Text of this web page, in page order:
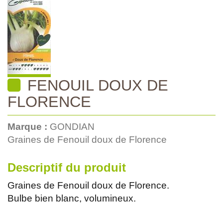
FENOUIL DOUX DE
FLORENCE
Marque : GONDIAN
Graines de Fenouil doux de Florence
Descriptif du produit
Graines de Fenouil doux de Florence.
Bulbe bien blanc, volumineux.